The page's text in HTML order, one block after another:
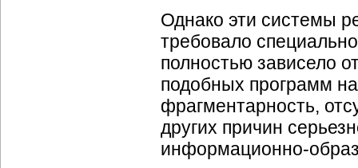
Однако эти системы
требовало
полностью зависело
подобных программ
фрагментарность,
других причин
информационно-